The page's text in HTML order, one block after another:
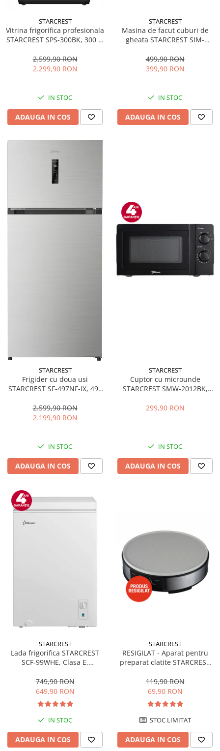
STARCREST
Vitrina frigorifica profesionala
STARCREST SPS-300BK, 300 L,
LED, H 169.5 cm, Negru
2.599,90 RON
2.299,90 RON
IN STOC
ADAUGA IN COS
STARCREST
Masina de facut cuburi de
gheata STARCREST SIM-
12Kg/24h, Cos gheata
detasabil, Rezervor apa 0.8 l,
499,90 RON
399,90 RON
IN STOC
ADAUGA IN COS
STARCREST
Frigider cu doua usi
STARCREST SF-497NF-IX, 497
Inverter, Clasa E, Display,
Functie super racire, Blocare
2.599,90 RON
2.199,90 RON
IN STOC
ADAUGA IN COS
STARCREST
Cuptor cu microunde
STARCREST SMW-2012BK,
mecanic, 6 Trepte de putere,
299,90 RON
IN STOC
ADAUGA IN COS
STARCREST
Lada frigorifica STARCREST
SCF-99WHE, Clasa E,
convertibil - functie frigider,
Termostat reglabil, Alb
749,90 RON
649,90 RON
IN STOC
ADAUGA IN COS
STARCREST
RESIGILAT - Aparat pentru
preparat clatite STARCREST
invelis ceramic antiaderent,
30 cm, Inox / Negru
119,90 RON
69,90 RON
STOC LIMITAT
ADAUGA IN COS